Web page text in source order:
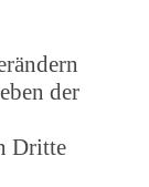
der
Dritte